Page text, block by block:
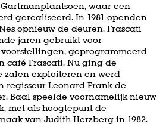
waar een
gerealiseerd. In 1981 openden
opnieuw de deuren. Frascati
jaren gebruikt voor
geprogrammeerd
café Frascati. Nu ging de
zalen exploiteren en werd
regisseur Leonard Frank de
Baal speelde voornamelijk nieuw
met als hoogtepunt de
van Judith Herzberg in 1982.